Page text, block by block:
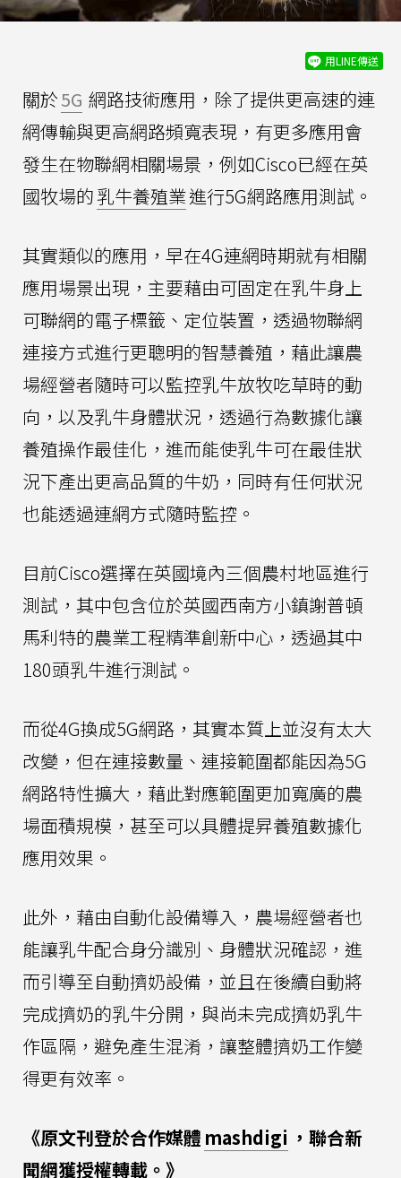
用LINE傳送
關於5G 網路技術應用，除了提供更高速的連
網傳輸與更高網路頻寬表現，有更多應用會
發生在物聯網相關場景，例如Cisco已經在英
國牧場的乳牛養殖業進行5G網路應用測試。
其實類似的應用，早在4G連網時期就有相關
應用場景出現，主要藉由可固定在乳牛身上
可聯網的電子標籤、定位裝置，透過物聯網
連接方式進行更聰明的智慧養殖，藉此讓農
場經營者隨時可以監控乳牛放牧吃草時的動
向，以及乳牛身體狀況，透過行為數據化讓
養殖操作最佳化，進而能使乳牛可在最佳狀
況下產出更高品質的牛奶，同時有任何狀況
也能透過連網方式隨時監控。
目前Cisco選擇在英國境內三個農村地區進行
測試，其中包含位於英國西南方小鎮謝普頓
馬利特的農業工程精準創新中心，透過其中
180頭乳牛進行測試。
而從4G換成5G網路，其實本質上並沒有太大
改變，但在連接數量、連接範圍都能因為5G
網路特性擴大，藉此對應範圍更加寬廣的農
場面積規模，甚至可以具體提昇養殖數據化
應用效果。
此外，藉由自動化設備導入，農場經營者也
能讓乳牛配合身分識別、身體狀況確認，進
而引導至自動擠奶設備，並且在後續自動將
完成擠奶的乳牛分開，與尚未完成擠奶乳牛
作區隔，避免產生混淆，讓整體擠奶工作變
得更有效率。
《原文刊登於合作媒體 mashdigi ，聯合新
聞網獲授權轉載。》